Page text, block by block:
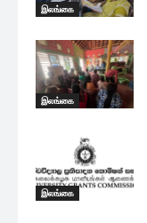
இலங்கை
இலங்கை
இலங்கை